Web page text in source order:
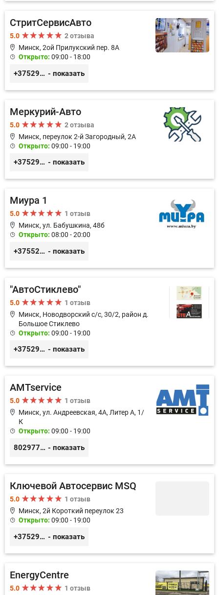
СтритСервисАвто
5.0
2 отзыва
Минск, 2ой Прилукский пер. 8А
Открыто: 09:00 - 18:00
+375293366992 - показать
Меркурий-Авто
5.0
2 отзыва
Минск, переулок 2-й Загородный, 2А
Открыто: 09:00 - 19:00
+375291151118 - показать
Миура 1
5.0
1 отзыв
Минск, ул. Бабушкина, 48б
Открыто: 08:00 - 20:00
+3755296691111 - показать
"АвтоСтиклево"
5.0
1 отзыв
Минск, Новодворский с/с, 30/2, район д.
Большое Стиклево
Открыто: 09:00 - 19:00
+375293644409 - показать
AMTservice
5.0
1 отзыв
Минск, ул. Андреевская, 4А, Литер А, 1/
К
Открыто: 09:00 - 19:00
80297783333 - показать
Ключевой Автосервис MSQ
5.0
1 отзыв
Минск, 2й Короткий переулок 23
Открыто: 09:00 - 19:00
+375291712332 - показать
EnergyCentre
5.0
1 отзыв